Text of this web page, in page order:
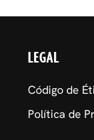
LEGAL
Código de
Política de